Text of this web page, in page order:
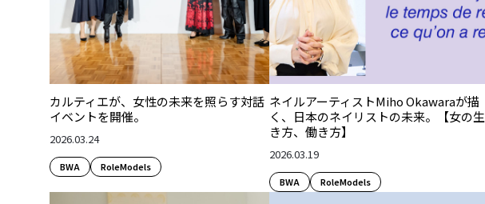
カルティエが、女性の未来を照らす対話
イベントを開催。
2026.03.24
BWA RoleModels
ネイルアーティストMiho Okawaraが描
く、日本のネイリストの未来。【女の生
き方、働き方】
2026.03.19
BWA RoleModels